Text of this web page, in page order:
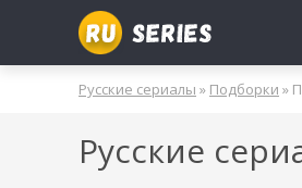
2025 2024 2023 2022
РОССИЯ УКРАИНА
Русские сериалы » Подборки »
Русские